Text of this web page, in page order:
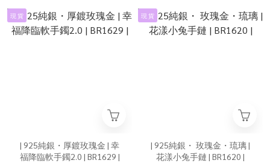
現 貨
| 925純銀・厚鍍玫瑰金 | 幸
福降臨軟手鐲2.0 | BR1629 |
現 貨
| 925純銀・ 玫瑰金・琉璃 |
花漾小兔手鏈 | BR1620 |